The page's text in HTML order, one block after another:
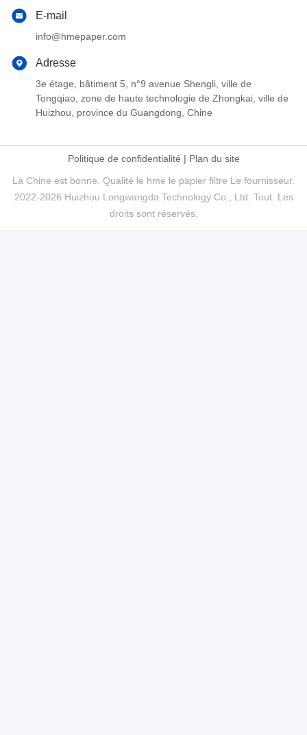
E-mail
info@hmepaper.com
Adresse
3e étage, bâtiment 5, n°9 avenue Shengli, ville de
Tongqiao, zone de haute technologie de Zhongkai, ville de
Huizhou, province du Guangdong, Chine
Politique de confidentialité | Plan du site
La Chine est bonne. Qualité le hme le papier filtre Le fournisseur.
2022-2026 Huizhou Longwangda Technology Co., Ltd. Tout. Les
droits sont réservés.